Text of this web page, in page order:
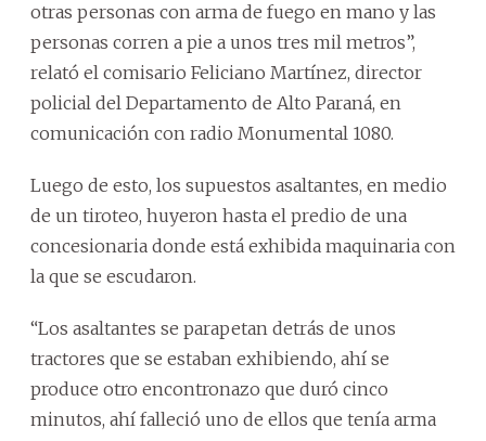
otras personas con arma de fuego en mano y las
personas corren a pie a unos tres mil metros”,
relató el comisario Feliciano Martínez, director
policial del Departamento de Alto Paraná, en
comunicación con radio Monumental 1080.
Luego de esto, los supuestos asaltantes, en medio
de un tiroteo, huyeron hasta el predio de una
concesionaria donde está exhibida maquinaria con
la que se escudaron.
“Los asaltantes se parapetan detrás de unos
tractores que se estaban exhibiendo, ahí se
produce otro encontronazo que duró cinco
minutos, ahí falleció uno de ellos que tenía arma